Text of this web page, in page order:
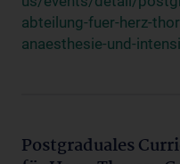
abteilung-fuer-herz-
anaesthesie-und-
Postgraduales